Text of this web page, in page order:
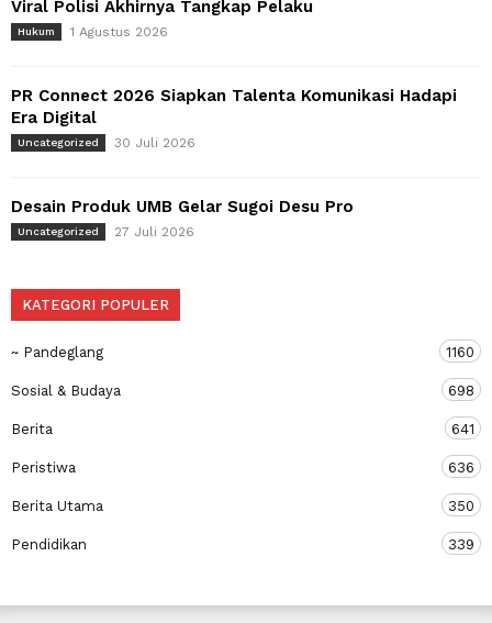
Viral Polisi Akhirnya Tangkap Pelaku
Hukum 1 Agustus 2026
PR Connect 2026 Siapkan Talenta Komunikasi Hadapi
Era Digital
Uncategorized 30 Juli 2026
Desain Produk UMB Gelar Sugoi Desu Pro
Uncategorized 27 Juli 2026
KATEGORI POPULER
~ Pandeglang 1160
Sosial & Budaya 698
Berita 641
Peristiwa 636
Berita Utama 350
Pendidikan 339